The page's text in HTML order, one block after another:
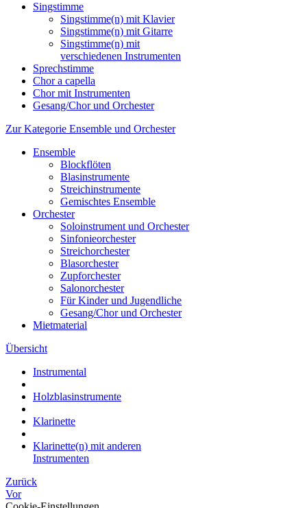
Singstimme
Singstimme(n) mit Klavier
Singstimme(n) mit Gitarre
Singstimme(n) mit
verschiedenen Instrumenten
Sprechstimme
Chor a capella
Chor mit Instrumenten
Gesang/Chor und Orchester
Zur Kategorie Ensemble und Orchester
Ensemble
Blockflöten
Blasinstrumente
Streichinstrumente
Gemischtes Ensemble
Orchester
Soloinstrument und Orchester
Sinfonieorchester
Streichorchester
Blasorchester
Zupforchester
Salonorchester
Für Kinder und Jugendliche
Gesang/Chor und Orchester
Mietmaterial
Übersicht
Instrumental
Holzblasinstrumente
Klarinette
Klarinette(n) mit anderen
Instrumenten
Zurück
Vor